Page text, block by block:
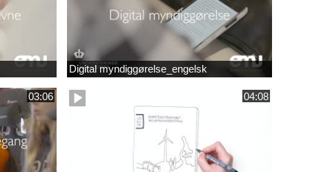
Digital myndiggørelse_engelsk
03:06 04:08